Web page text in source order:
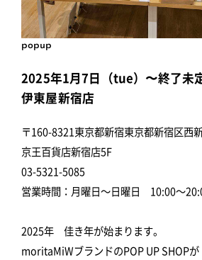
popup
2025年1月7日（tue）〜終了未
伊東屋新宿店
〒160-8321東京都新宿東京都新宿区西
京王百貨店新宿店5F
03-5321-5085
営業時間：月曜日～日曜日 10:00～
2025年 佳き年が始まります。
moritaMiWブランドのPOP UP SHOPが